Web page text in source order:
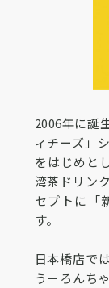
2006年に誕
ィチーズ」
をはじめと
湾茶ドリン
セプトに「
す。
日本橋店で
うーろんち